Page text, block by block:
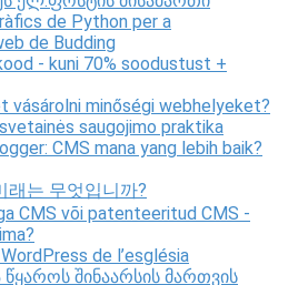
de Python per a
de Budding
- kuni 70% soodustust +
vásárolni minőségi webhelyeket?
svetainės saugojimo praktika
CMS mana yang lebih baik?
래는 무엇입니까?
CMS või patenteeritud CMS -
de l’església
შინაარსის მართვის